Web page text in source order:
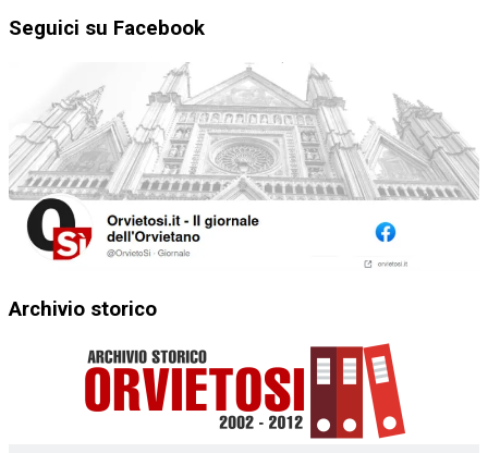
Seguici su Facebook
Archivio storico